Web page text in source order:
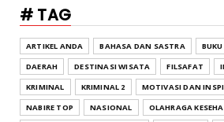
# TAG
ARTIKEL ANDA BAHASA DAN SASTRA
DAERAH
DESTINASI WISATA FILSAFAT
KRIMINAL
KRIMINAL 2 MOTIVASI DAN
NABIRE TOP
NASIONAL
OLAHRAGA